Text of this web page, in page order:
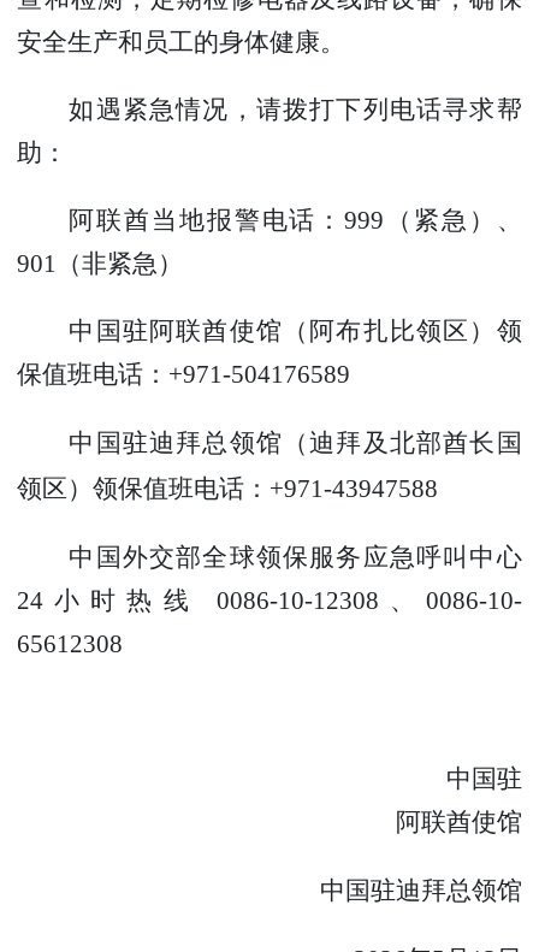
安全生产和员工的身体健康。
如遇紧急情况，请拨打下列电话寻求帮
助：
阿联酋当地报警电话：999 （紧急）、
901 （非紧急）
中国驻阿联酋使馆（阿布扎比领区）领
保值班电话： +971-504176589
中国驻迪拜总领馆（迪拜及北部酋长国
领区）领保值班电话： +971-43947588
中国外交部全球领保服务应急呼叫中心
24 小时热线 0086-10-12308、0086-10-
65612308
中国驻
阿联酋使馆
中国驻迪拜总领馆